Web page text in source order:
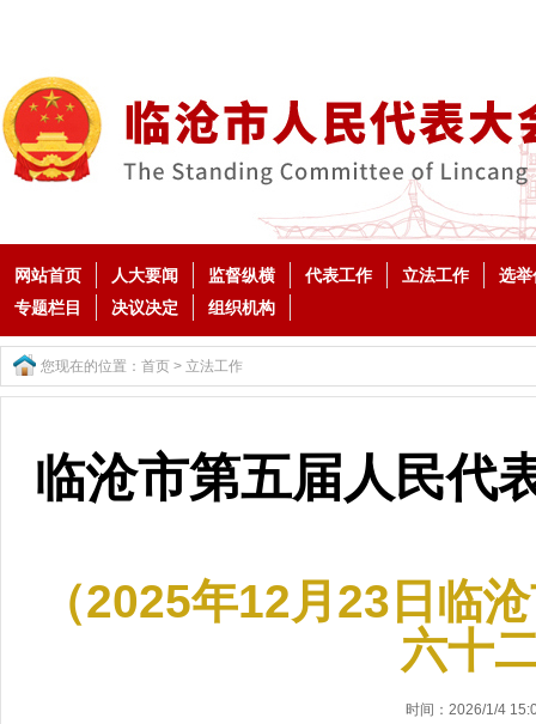
网站首页 人大要闻 监督纵横 代表工作 立法工作
选举
专题栏目
决议决定 组织机构
您现在的位置： 首页 > 立法工作
临沧市第五届人民代
（2025年12月23日临
六十
时间：2026/1/4